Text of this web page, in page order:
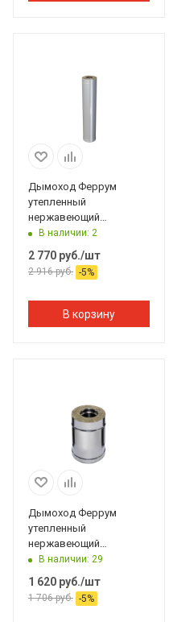
Дымоход Феррум
утепленный
нержавеющий
(430/0,5мм)/
оцинкованный ф100/200
L=1м по воде
В наличии: 2
2 770 руб./шт
2 916руб. -5%
В корзину
Дымоход Феррум
утепленный
нержавеющий
(430/0,5мм)/зеркальный
нержавеющий ф120/200
L=0,25м по воде #
В наличии: 29
1 620 руб./шт
1 706руб. -5%